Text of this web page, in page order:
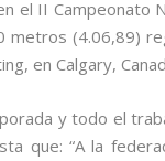
el II Campeonato
metros (4.06,89)
en Calgary,
y todo el
que: “A la